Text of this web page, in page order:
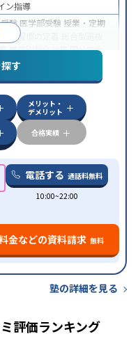
ン指導
験 医学部受験 授業・定期
学習習慣の定着
学校別特化対策国公立大
対策
英語・英会話特化
の振替可能 不登校生に対
から受講可能季節講習の
す
メリット・
デメリット
合格実績
電話する 通話料無料
10:00~22:00
金などの資料請求 無料
塾の詳細を見る
評価ランキング